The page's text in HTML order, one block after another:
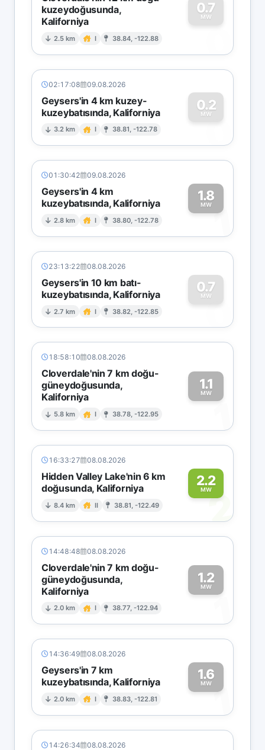
kuzeydoğusunda,
Kaliforniya
2.5 km I 38.84, -122.88
0.7
MW
0
02:17:08 09.08.2026
Geysers'in 4 km kuzey-
kuzeybatısında, Kaliforniya
3.2 km I 38.81, -122.78
0.2
MW
0
01:30:42 09.08.2026
Geysers'in 4 km
kuzeybatısında, Kaliforniya
2.8 km I 38.80, -122.78
1.8
MW1
23:13:22 08.08.2026
Geysers'in 10 km batı-
kuzeybatısında, Kaliforniya
2.7 km I 38.82, -122.85
0.7
MW
0
18:58:10 08.08.2026
Cloverdale'nin 7 km doğu-
güneydoğusunda,
Kaliforniya
5.8 km I 38.78, -122.95
1.1
MW
1
16:33:27 08.08.2026
Hidden Valley Lake'nin 6 km
doğusunda, Kaliforniya
8.4 km II 38.81, -122.49
2.2
MW2
14:48:48 08.08.2026
Cloverdale'nin 7 km doğu-
güneydoğusunda,
Kaliforniya
2.0 km I 38.77, -122.94
1.2
MW
1
14:36:49 08.08.2026
Geysers'in 7 km
kuzeybatısında, Kaliforniya
2.0 km I 38.83, -122.81
1.6
MW1
14:26:34 08.08.2026